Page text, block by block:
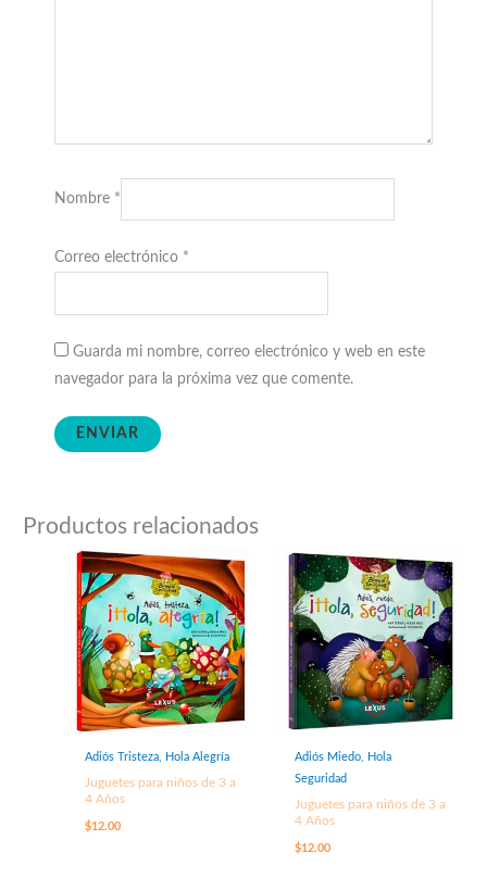
Nombre *
Correo electrónico *
Guarda mi nombre, correo electrónico y web en este
navegador para la próxima vez que comente.
Productos relacionados
Adiós Tristeza, Hola Alegría
Juguetes para niños de 3 a
4 Años
$12.00
Adiós Miedo, Hola
Seguridad
Juguetes para niños de 3 a
4 Años
$12.00